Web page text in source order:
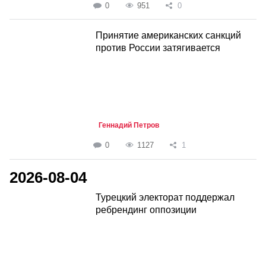
0 951 0
Принятие американских санкций
против России затягивается
Геннадий Петров
0 1127 1
2026-08-04
Турецкий электорат поддержал
ребрендинг оппозиции